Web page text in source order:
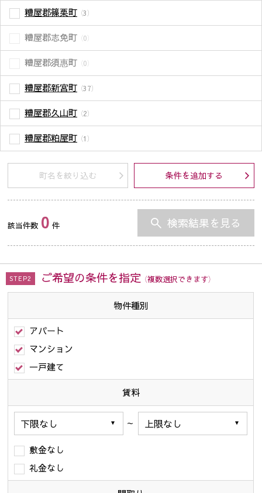
糟屋郡篠栗町 （3）
糟屋郡志免町 （0）
糟屋郡須惠町 （0）
糟屋郡新宮町 （37）
糟屋郡久山町 （2）
糟屋郡粕屋町 （1）
町名を絞り込む 条件を追加する
該当件数 0 件 検索結果を見る
STEP2 ご希望の条件を指定 （複数選択できます）
物件種別
アパート
マンション
一戸建て
賃料
～
敷金なし
礼金なし